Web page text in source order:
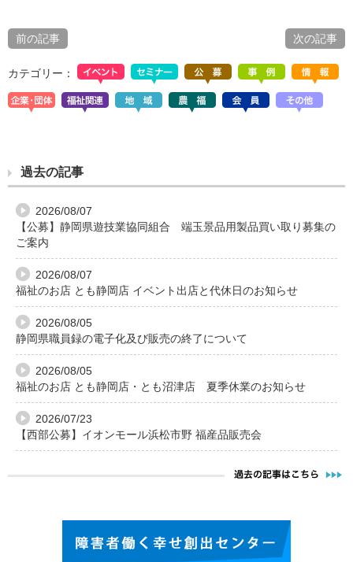
前の記事 次の記事
カテゴリー：
過去の記事
2026/08/07
【公募】静岡県遊技業協同組合 端玉景品用製品買い取り募集の
ご案内
2026/08/07
福祉のお店 とも静岡店 イベント出店と代休日のお知らせ
2026/08/05
静岡県職員録の電子化及び販売の終了について
2026/08/05
福祉のお店 とも静岡店・とも沼津店 夏季休業のお知らせ
2026/07/23
【西部公募】イオンモール浜松市野 福産品販売会